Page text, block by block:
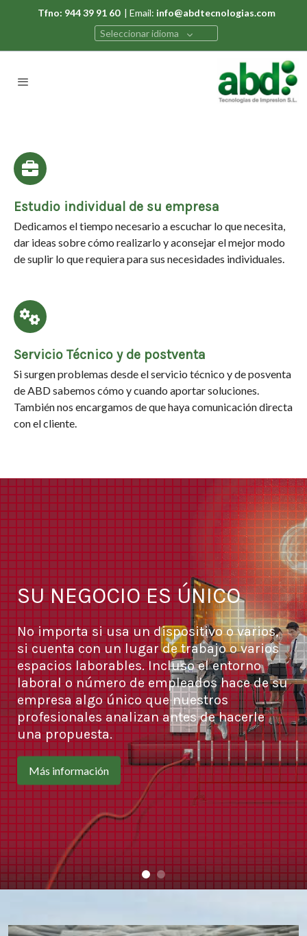
Tfno: 944 39 91 60| Email: info@abdtecnologias.com
Seleccionar idioma
Estudio individual de su empresa
Dedicamos el tiempo necesario a escuchar lo que necesita,
dar ideas sobre cómo realizarlo y aconsejar el mejor modo
de suplir lo que requiera para sus necesidades individuales.
Servicio Técnico y de postventa
Si surgen problemas desde el servicio técnico y de posventa
de ABD sabemos cómo y cuando aportar soluciones.
También nos encargamos de que haya comunicación directa
con el cliente.
SU NEGOCIO ES ÚNICO
No importa si usa un dispositivo o varios,
si cuenta con un lugar de trabajo o varios
espacios laborables. Incluso el entorno
laboral o número de empleados hace de su
empresa algo único que nuestros
profesionales analizan antes de hacerle
una propuesta.
Más información